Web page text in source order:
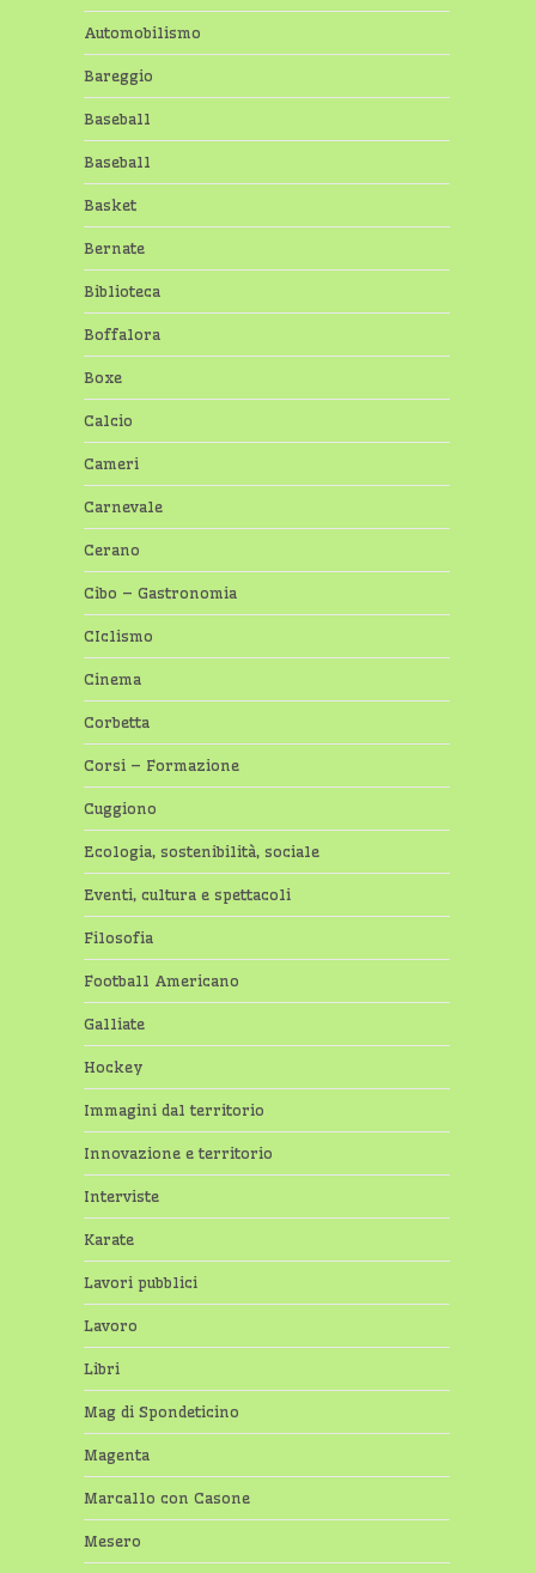
Automobilismo
Bareggio
Baseball
Baseball
Basket
Bernate
Biblioteca
Boffalora
Boxe
Calcio
Cameri
Carnevale
Cerano
Cibo – Gastronomia
CIclismo
Cinema
Corbetta
Corsi – Formazione
Cuggiono
Ecologia, sostenibilità, sociale
Eventi, cultura e spettacoli
Filosofia
Football Americano
Galliate
Hockey
Immagini dal territorio
Innovazione e territorio
Interviste
Karate
Lavori pubblici
Lavoro
Libri
Mag di Spondeticino
Magenta
Marcallo con Casone
Mesero